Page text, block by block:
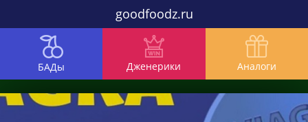
goodfoodz.ru
БАДы Дженерики Аналоги